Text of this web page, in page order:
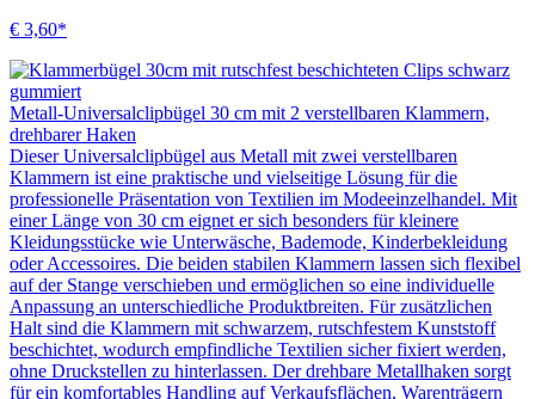
€ 3,60*
Metall-Universalclipbügel 30 cm mit 2 verstellbaren Klammern,
drehbarer Haken
Dieser Universalclipbügel aus Metall mit zwei verstellbaren
Klammern ist eine praktische und vielseitige Lösung für die
professionelle Präsentation von Textilien im Modeeinzelhandel. Mit
einer Länge von 30 cm eignet er sich besonders für kleinere
Kleidungsstücke wie Unterwäsche, Bademode, Kinderbekleidung
oder Accessoires. Die beiden stabilen Klammern lassen sich flexibel
auf der Stange verschieben und ermöglichen so eine individuelle
Anpassung an unterschiedliche Produktbreiten. Für zusätzlichen
Halt sind die Klammern mit schwarzem, rutschfestem Kunststoff
beschichtet, wodurch empfindliche Textilien sicher fixiert werden,
ohne Druckstellen zu hinterlassen. Der drehbare Metallhaken sorgt
für ein komfortables Handling auf Verkaufsflächen, Warenträgern